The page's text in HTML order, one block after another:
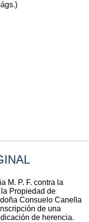
)
M. P. F. contra la
Propiedad de
Consuelo Canella
de una
de herencia.